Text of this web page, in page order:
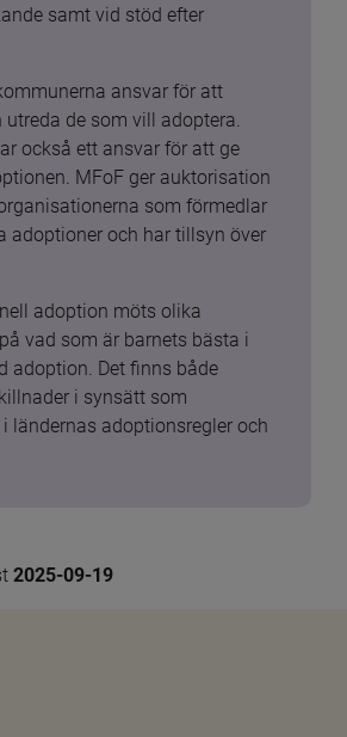
samt vid stöd efter
ansvar för att
utreda de som vill adoptera.
också ett ansvar för att ge
MFoF ger auktorisation
som förmedlar
adoptioner och har tillsyn över
adoption möts olika
vad som är barnets bästa i
adoption. Det finns både
i synsätt som
ländernas adoptionsregler och
2025-09-19